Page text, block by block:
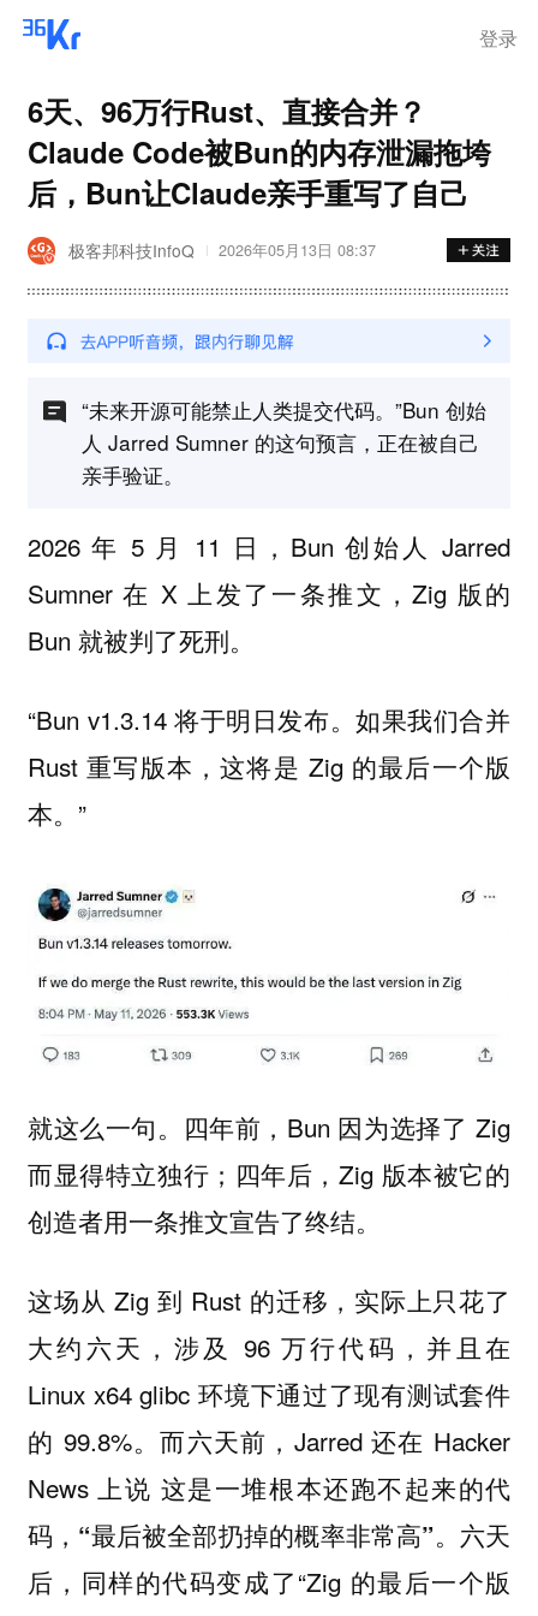
登录
6天、96万行Rust、直接合并？
Claude Code被Bun的内存泄漏拖垮
后，Bun让Claude亲手重写了自己
极客邦科技InfoQ 2026年05月13日 08:37
“未来开源可能禁止人类提交代码。”Bun 创始
人 Jarred Sumner 的这句预言，正在被自己
亲手验证。
2026 年 5 月 11 日，Bun 创始人 Jarred
Sumner 在 X 上发了一条推文，Zig 版的
Bun 就被判了死刑。
“Bun v1.3.14 将于明日发布。如果我们合并
Rust 重写版本，这将是 Zig 的最后一个版
本。”
就这么一句。四年前，Bun 因为选择了 Zig
而显得特立独行；四年后，Zig 版本被它的
创造者用一条推文宣告了终结。
这场从 Zig 到 Rust 的迁移，实际上只花了
大约六天，涉及 96 万行代码，并且在
Linux x64 glibc 环境下通过了现有测试套件
的 99.8%。而六天前，Jarred 还在 Hacker
News 上说 这是一堆根本还跑不起来的代
码 ， “最后被全部扔掉的概率非常高”。六天
后，同样的代码变成了“Zig 的最后一个版